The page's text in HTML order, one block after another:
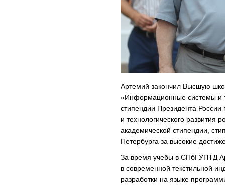
Артемий закончил Высшую
«Информационные системы и
стипендии Президента
и технологического развития
академической стипендии,
Петербурга за высокие
За время учебы в СПбГУПТД
в современной текстильной
разработки на языке